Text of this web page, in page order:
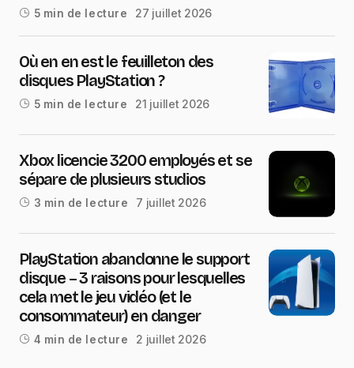
5 min de lecture 27 juillet 2026
Où en en est le feuilleton des
disques PlayStation ?
5 min de lecture 21 juillet 2026
Xbox licencie 3200 employés et se
sépare de plusieurs studios
3 min de lecture 7 juillet 2026
PlayStation abandonne le support
disque – 3 raisons pour lesquelles
cela met le jeu vidéo (et le
consommateur) en danger
4 min de lecture 2 juillet 2026